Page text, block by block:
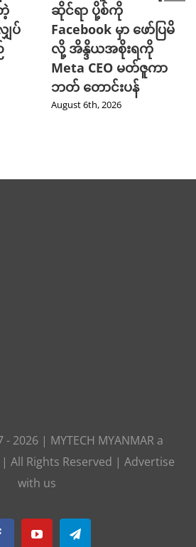
ပ်
ဆိုင်ရာ ပို့စ်ကို
Facebook မှာ ဖော်ပြမိ
လို့ အိန္ဒိယအစိုးရကို
Meta CEO မတ်ဇူကာ
ဘတ် တောင်းပန်
August 6th, 2026
- 2026 | MYTECH MYANMAR a
All Rights Reserved | Advertise
with us
YouTubeTelegram